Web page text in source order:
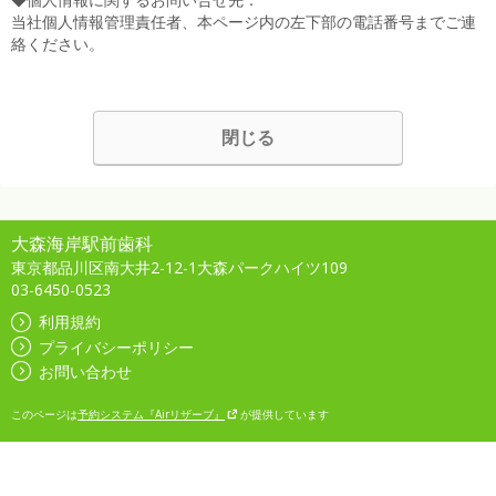
当社個人情報管理責任者、本ページ内の左下部の電話番号までご連
絡ください。
閉じる
大森海岸駅前歯科
東京都品川区南大井2-12-1大森パークハイツ109
03-6450-0523
利用規約
プライバシーポリシー
お問い合わせ
このページは予約システム『Airリザーブ』 が提供しています